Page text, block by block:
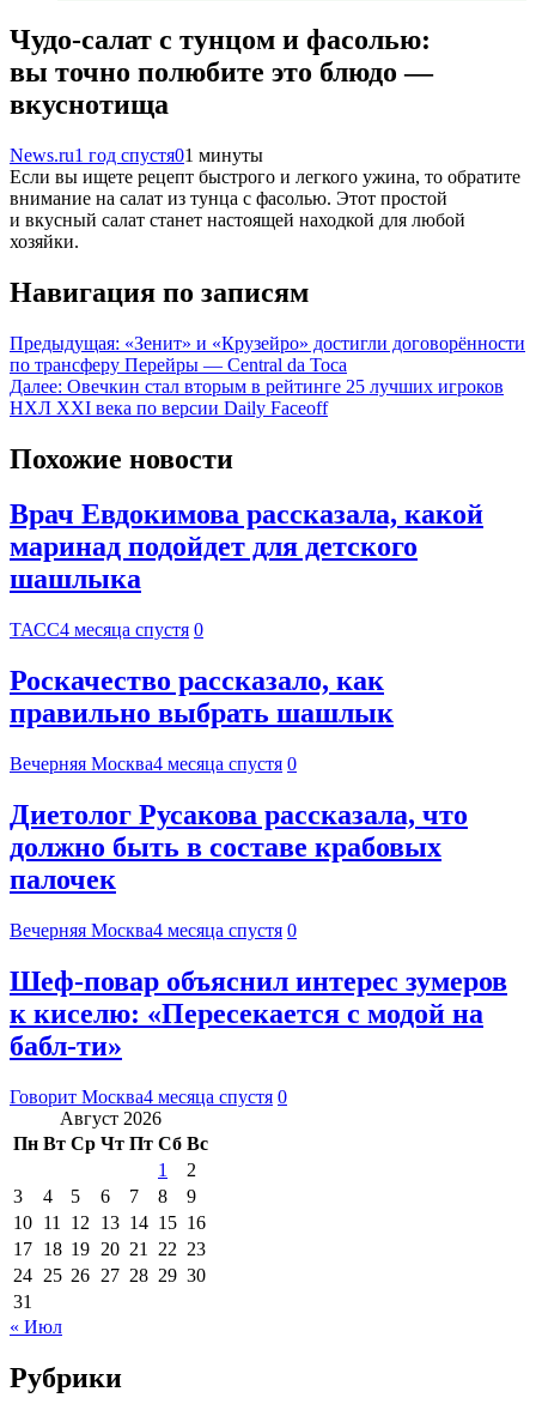
Чудо-салат с тунцом и фасолью:
вы точно полюбите это блюдо —
вкуснотища
News.ru1 год спустя01 минуты
Если вы ищете рецепт быстрого и легкого ужина, то обратите
внимание на салат из тунца с фасолью. Этот простой
и вкусный салат станет настоящей находкой для любой
хозяйки.
Навигация по записям
Предыдущая: «Зенит» и «Крузейро» достигли договорённости
по трансферу Перейры — Central da Toca
Далее: Овечкин стал вторым в рейтинге 25 лучших игроков
НХЛ XXI века по версии Daily Faceoff
Похожие новости
Врач Евдокимова рассказала, какой
маринад подойдет для детского
шашлыка
ТАСС4 месяца спустя 0
Роскачество рассказало, как
правильно выбрать шашлык
Вечерняя Москва4 месяца спустя 0
Диетолог Русакова рассказала, что
должно быть в составе крабовых
палочек
Вечерняя Москва4 месяца спустя 0
Шеф-повар объяснил интерес зумеров
к киселю: «Пересекается с модой на
бабл-ти»
Говорит Москва4 месяца спустя 0
Август 2026
Пн Вт Ср Чт Пт Сб Вс
1
2
3
4 5 6 7 8
9
10 11 12 13 14 15 16
17 18 19 20 21 22 23
24 25 26 27 28 29 30
31
« Июл
Рубрики